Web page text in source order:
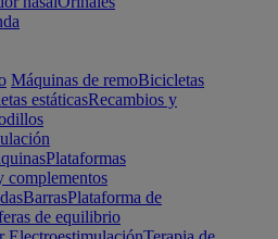
Máquinas de remoBicicletas
estáticasRecambios y
Plataformas
complementos
BarrasPlataforma de
de equilibrio